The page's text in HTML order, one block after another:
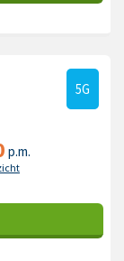
5G
p.m.